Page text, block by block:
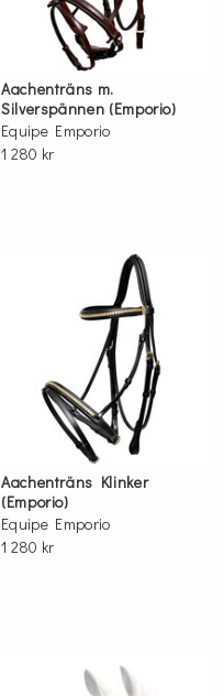
Aachenträns m.
Silverspännen (Emporio)
Equipe Emporio
1 280 kr
Aachenträns Klinker
(Emporio)
Equipe Emporio
1 280 kr